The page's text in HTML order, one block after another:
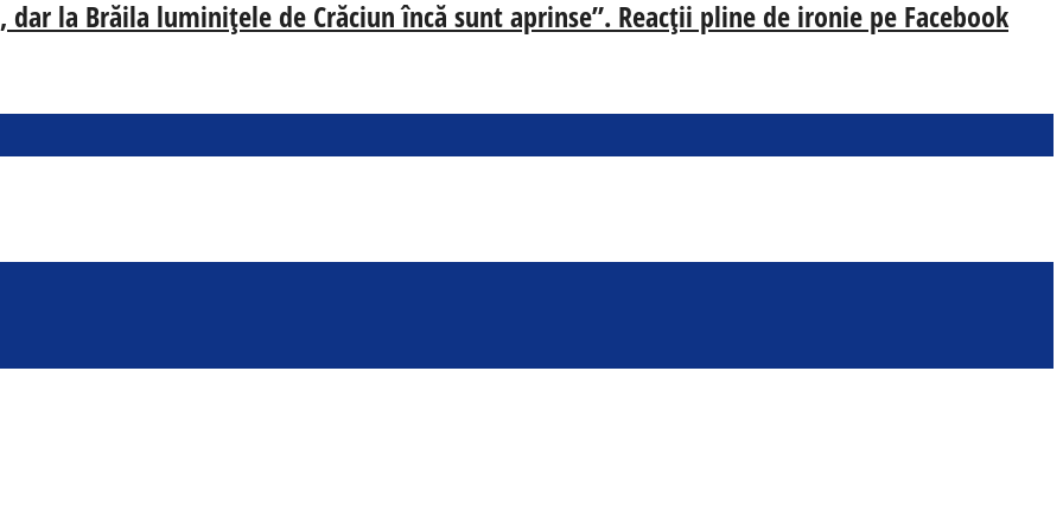
dar la Brăila luminițele de Crăciun încă sunt aprinse”. Reacții pline de ironie pe Facebook